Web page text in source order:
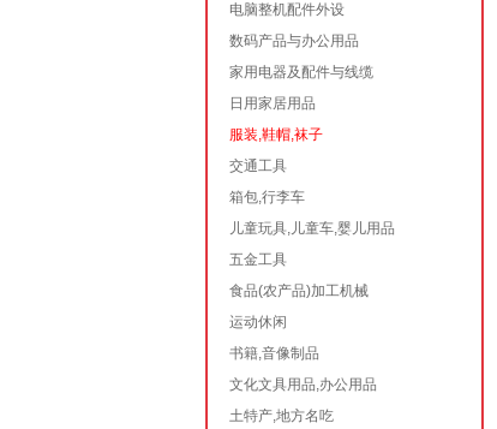
电脑整机配件外设
数码产品与办公用品
家用电器及配件与线缆
日用家居用品
服装,鞋帽,袜子
交通工具
箱包,行李车
儿童玩具,儿童车,婴儿用品
五金工具
食品(农产品)加工机械
运动休闲
书籍,音像制品
文化文具用品,办公用品
土特产,地方名吃